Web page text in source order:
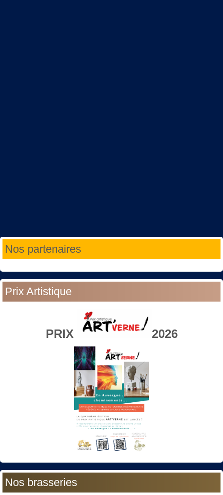
Nos partenaires
Prix Artistique
PRIX 2026
Nos brasseries
Année
précédente
Mois
précédent
Année
suivante
Mois
suivant